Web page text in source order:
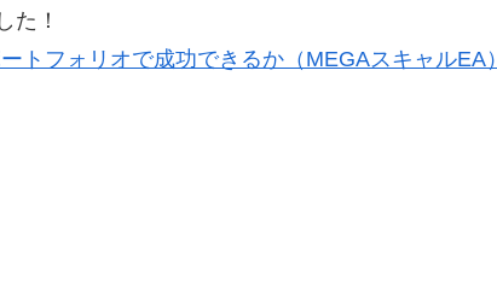
た！
トフォリオで成功できるか（MEGAスキャルEA）